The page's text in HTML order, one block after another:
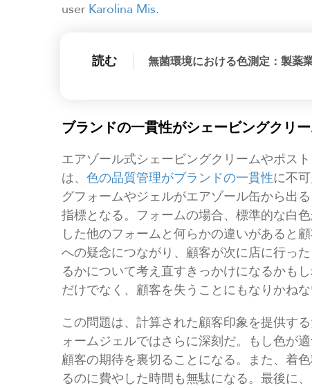
user Karolina Mis.
読む 無菌環境における色測定：製薬
ブランドの一貫性がシェービングクリ
エアゾール式シェービングクリームやポス
は、 色の品質管理がブランドの一貫性に不
グフォームやジェルがエアゾール缶から出
指標となる。フォームの場合、標準的な白
した他のフォームと何らかの違いがあると
への疑念につながり、顧客が次に店に行っ
るかについて考え直すきっかけになるかも
だけでなく、顧客を失うことにもなりかねな
この問題は、計算された顧客印象を提供す
ォームジェルではさらに深刻だ。もし色が
顧客の期待を裏切ることになる。また、着
るのに費やした時間も無駄になる。最後に